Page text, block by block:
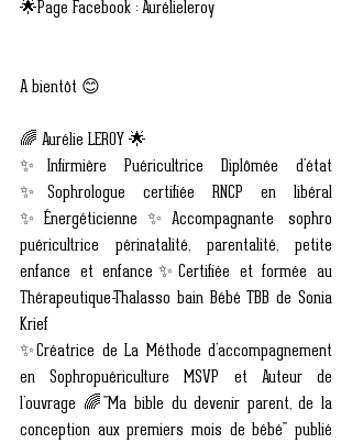
🌟Page Facebook : Aurélieleroy
A bientôt 😊
🌈 Aurélie LEROY 🌟
✨Infirmière Puéricultrice Diplômée d'état
✨Sophrologue certifiée RNCP en libéral
✨Énergéticienne✨Accompagnante sophro
puéricultrice périnatalité, parentalité, petite
enfance et enfance✨Certifiée et formée au
Thérapeutique-Thalasso bain Bébé TBB de Sonia
Krief
✨Créatrice de La Méthode d’accompagnement
en Sophropuériculture MSVP et Auteur de
l’ouvrage 🌈"Ma bible du devenir parent, de la
conception aux premiers mois de bébé" publié